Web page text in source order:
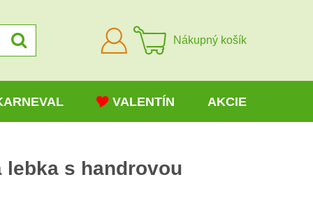
Prihlásiť
sa
Nákupný košík
VALENTÍN AKCIE
lebka s handrovou